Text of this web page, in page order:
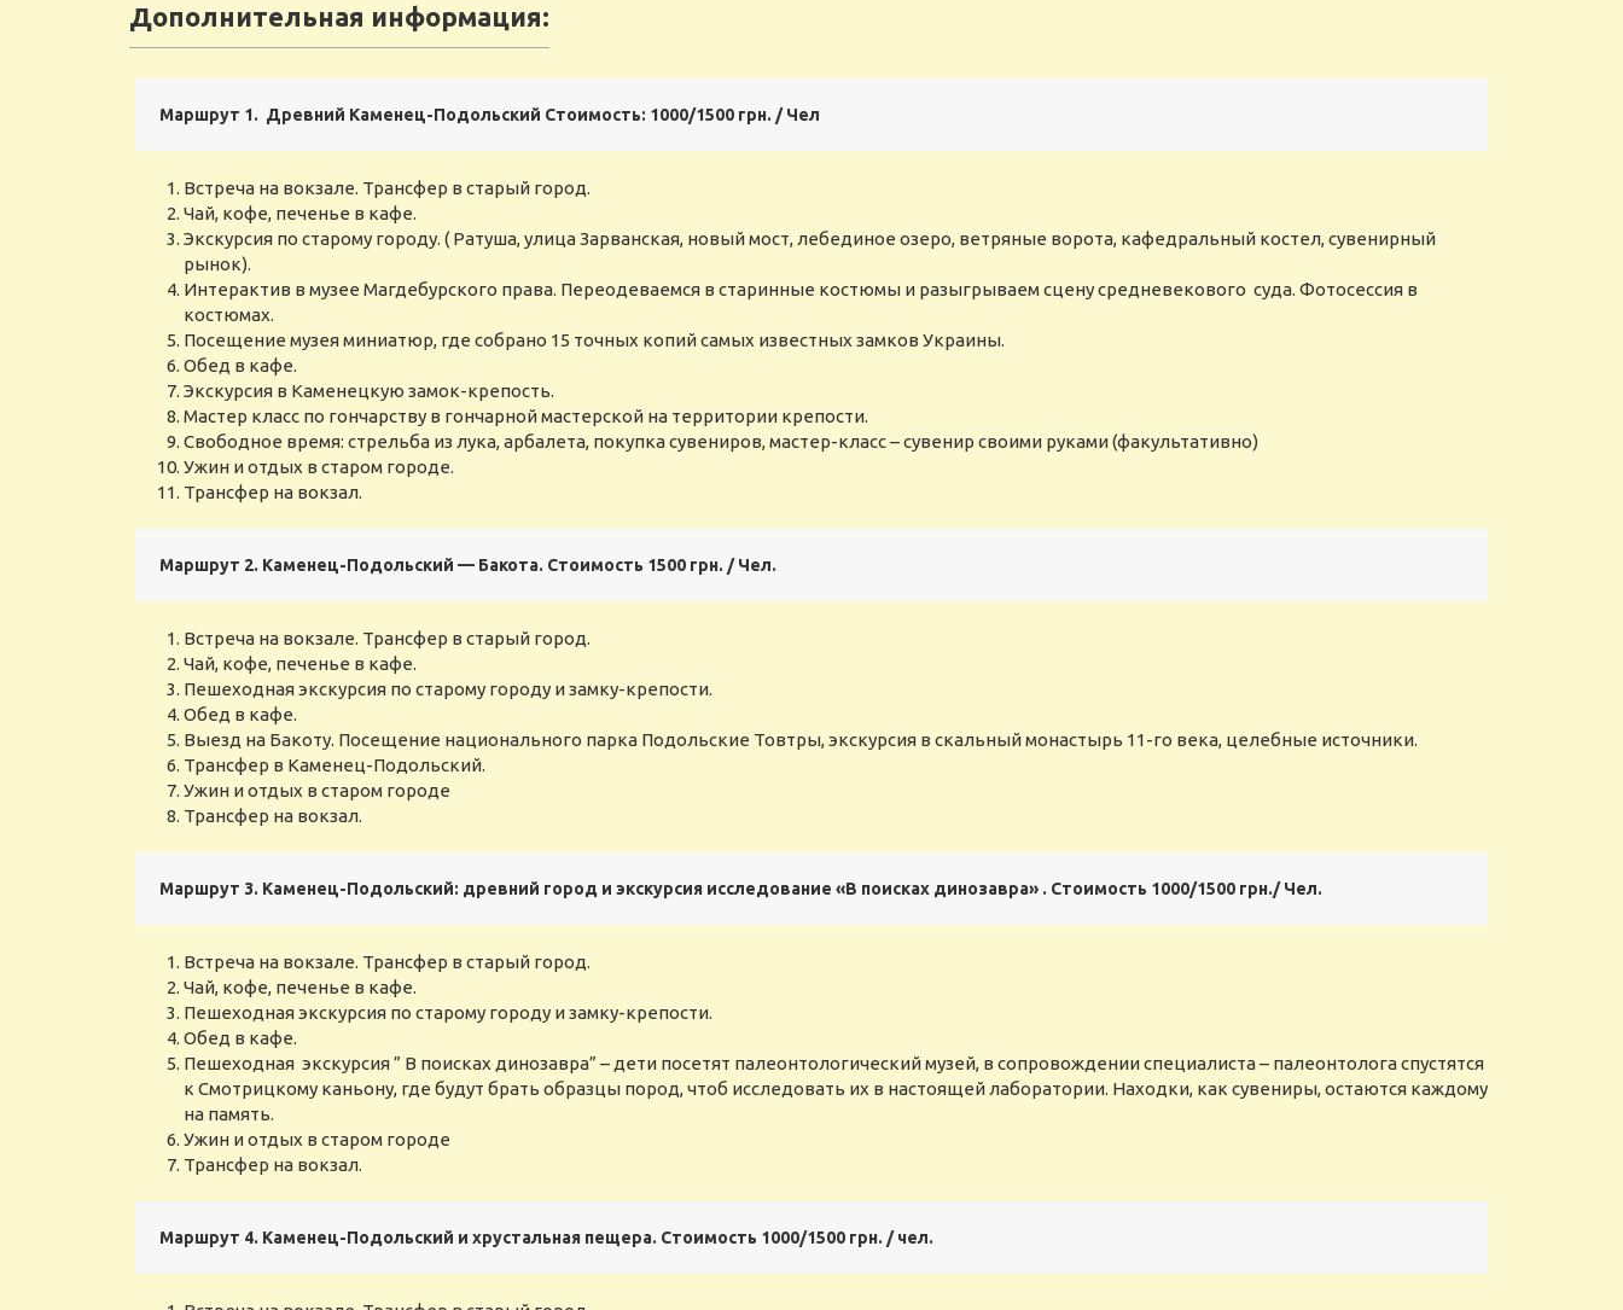
Дополнительная информация:
Маршрут 1. Древний Каменец-Подольский Стоимость: 1000/1500 грн. / Чел
Встреча на вокзале. Трансфер в старый город.
Чай, кофе, печенье в кафе.
Экскурсия по старому городу. ( Ратуша, улица Зарванская, новый мост, лебединое озеро, ветряные ворота, кафедральный костел, сувенирный
рынок).
Интерактив в музее Магдебурского права. Переодеваемся в старинные костюмы и разыгрываем сцену средневекового суда. Фотосессия в
костюмах.
Посещение музея миниатюр, где собрано 15 точных копий самых известных замков Украины.
Обед в кафе.
Экскурсия в Каменецкую замок-крепость.
Мастер класс по гончарству в гончарной мастерской на территории крепости.
Свободное время: стрельба из лука, арбалета, покупка сувениров, мастер-класс – сувенир своими руками (факультативно)
Ужин и отдых в старом городе.
Трансфер на вокзал.
Маршрут 2. Каменец-Подольский — Бакота. Стоимость 1500 грн. / Чел.
Встреча на вокзале. Трансфер в старый город.
Чай, кофе, печенье в кафе.
Пешеходная экскурсия по старому городу и замку-крепости.
Обед в кафе.
Выезд на Бакоту. Посещение национального парка Подольские Товтры, экскурсия в скальный монастырь 11-го века, целебные источники.
Трансфер в Каменец-Подольский.
Ужин и отдых в старом городе
Трансфер на вокзал.
Маршрут 3. Каменец-Подольский: древний город и экскурсия исследование «В поисках динозавра» . Стоимость 1000/1500 грн./ Чел.
Встреча на вокзале. Трансфер в старый город.
Чай, кофе, печенье в кафе.
Пешеходная экскурсия по старому городу и замку-крепости.
Обед в кафе.
Пешеходная экскурсия ” В поисках динозавра” – дети посетят палеонтологический музей, в сопровождении специалиста – палеонтолога спустятся
к Смотрицкому каньону, где будут брать образцы пород, чтоб исследовать их в настоящей лаборатории. Находки, как сувениры, остаются каждому
на память.
Ужин и отдых в старом городе
Трансфер на вокзал.
Маршрут 4. Каменец-Подольский и хрустальная пещера. Стоимость 1000/1500 грн. / чел.